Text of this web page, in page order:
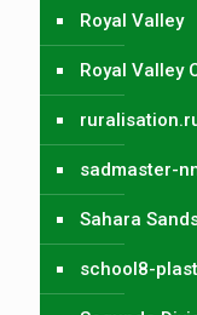
Royal Valley
Royal Valley
sadmaster-
Sahara
school8-